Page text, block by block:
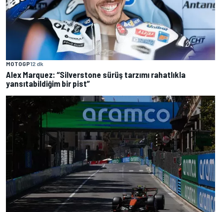
MOTOGP12 dk
Alex Marquez: “Silverstone sürüş tarzımı rahatlıkla
yansıtabildiğim bir pist”